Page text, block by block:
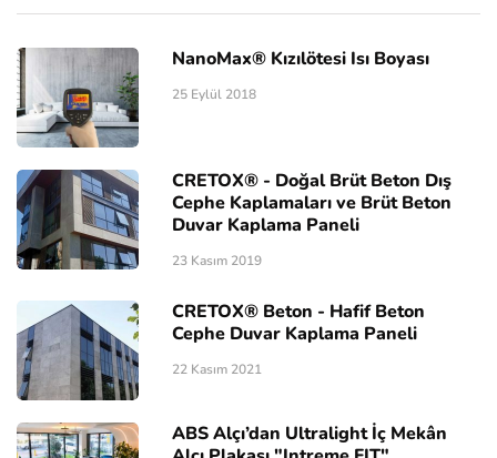
NanoMax® Kızılötesi Isı Boyası
25 Eylül 2018
CRETOX® - Doğal Brüt Beton Dış
Cephe Kaplamaları ve Brüt Beton
Duvar Kaplama Paneli
23 Kasım 2019
CRETOX® Beton - Hafif Beton
Cephe Duvar Kaplama Paneli
22 Kasım 2021
ABS Alçı’dan Ultralight İç Mekân